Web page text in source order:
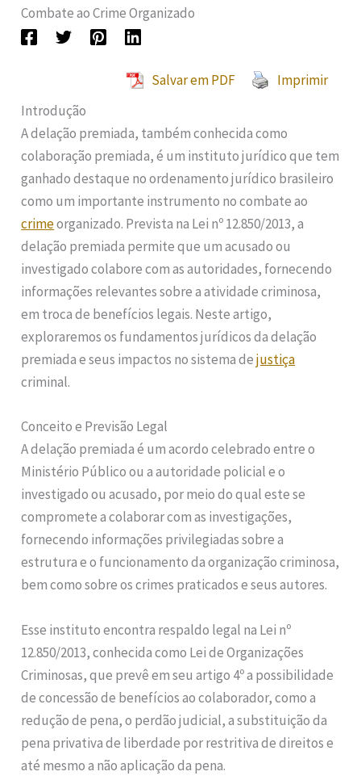
Combate ao Crime Organizado
Salvar em PDF
Imprimir
Introdução
A delação premiada, também conhecida como
colaboração premiada, é um instituto jurídico que tem
ganhado destaque no ordenamento jurídico brasileiro
como um importante instrumento no combate ao
crimeorganizado. Prevista na Lei nº 12.850/2013, a
delação premiada permite que um acusado ou
investigado colabore com as autoridades, fornecendo
informações relevantes sobre a atividade criminosa,
em troca de benefícios legais. Neste artigo,
exploraremos os fundamentos jurídicos da delação
premiada e seus impactos no sistema dejustiça
criminal.
Conceito e Previsão Legal
A delação premiada é um acordo celebrado entre o
Ministério Público ou a autoridade policial e o
investigado ou acusado, por meio do qual este se
compromete a colaborar com as investigações,
fornecendo informações privilegiadas sobre a
estrutura e o funcionamento da organização criminosa,
bem como sobre os crimes praticados e seus autores.
Esse instituto encontra respaldo legal na Lei nº
12.850/2013, conhecida como Lei de Organizações
Criminosas, que prevê em seu artigo 4º a possibilidade
de concessão de benefícios ao colaborador, como a
redução de pena, o perdão judicial, a substituição da
pena privativa de liberdade por restritiva de direitos e
até mesmo a não aplicação da pena.